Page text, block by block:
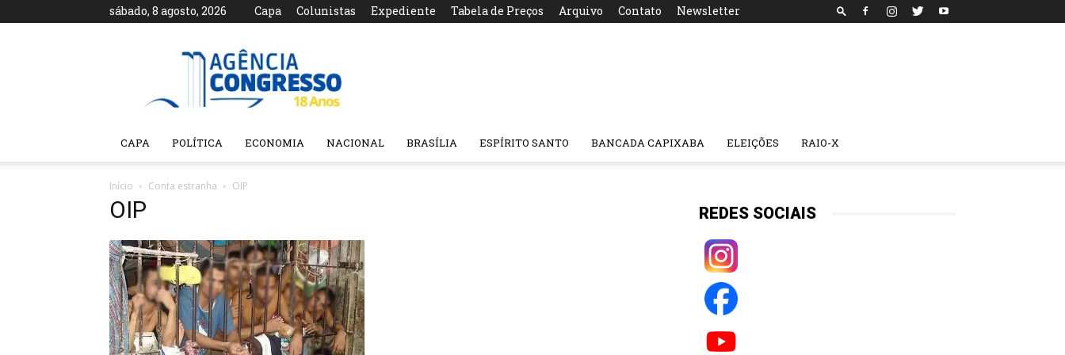
sábado, 8 agosto, 2026 Capa Colunistas Expediente Tabela de Preços Arquivo Contato Newsletter
Agência
CAPA POLÍTICA ECONOMIA NACIONAL BRASÍLIA ESPÍRITO SANTO BANCADA CAPIXABA ELEIÇÕES RAIO-X
Início Conta estranha OIP
OIP REDES SOCIAIS